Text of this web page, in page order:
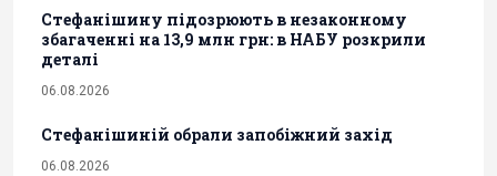
Стефанішину підозрюють в незаконному
збагаченні на 13,9 млн грн: в НАБУ розкрили
деталі
06.08.2026
Стефанішиній обрали запобіжний захід
06.08.2026